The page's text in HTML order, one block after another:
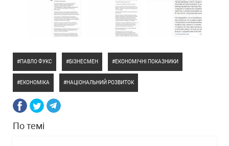
ПАВЛО ФУКС БІЗНЕСМЕН ЕКОНОМІЧНІ ПОКАЗНИКИ
ЕКОНОМІКА НАЦІОНАЛЬНИЙ РОЗВИТОК
По темі